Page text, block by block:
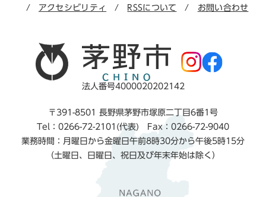
アクセシビリティ RSSについて お問い合わせ
法人番号4000020202142
〒391-8501 長野県茅野市塚原二丁目6番1号
Tel：0266-72-2101(代表) Fax：0266-72-9040
業務時間：月曜日から金曜日午前8時30分から午後5時15分
（土曜日、日曜日、祝日及び年末年始は除く）